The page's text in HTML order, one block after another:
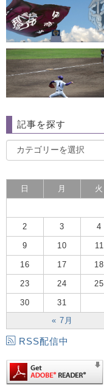
記事を探す
日 月 火
« 7月
2 3 4
9 10 11
16 17 18
23 24 25
30 31
RSS配信中